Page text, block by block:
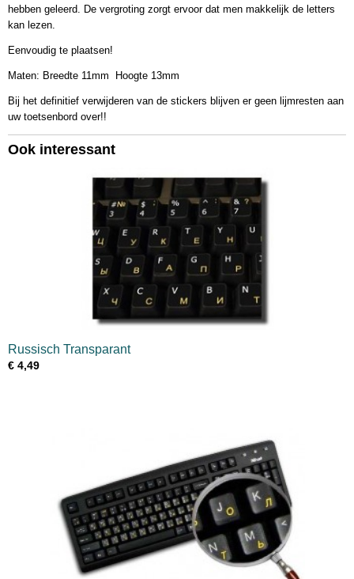
hebben geleerd. De vergroting zorgt ervoor dat men makkelijk de letters
kan lezen.
Eenvoudig te plaatsen!
Maten: Breedte 11mm Hoogte 13mm
Bij het definitief verwijderen van de stickers blijven er geen lijmresten aan
uw toetsenbord over!!
Ook interessant
Russisch Transparant
€ 4,49